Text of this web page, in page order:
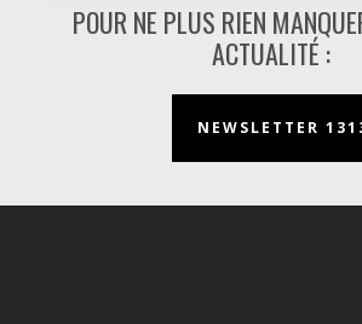
POUR NE PLUS RIEN
ACTUALITÉ :
NEWSLETTER